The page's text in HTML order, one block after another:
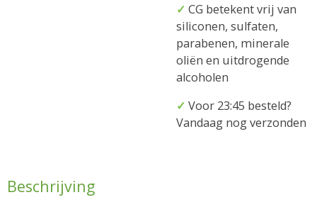
✓ CG betekent vrij van
siliconen, sulfaten,
parabenen, minerale
oliën en uitdrogende
alcoholen
✓ Voor 23:45 besteld?
Vandaag nog verzonden
Beschrijving